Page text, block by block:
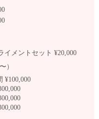
イメントセット ¥20,000
）
¥100,000